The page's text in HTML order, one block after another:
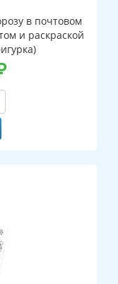
в почтовом
и раскраской